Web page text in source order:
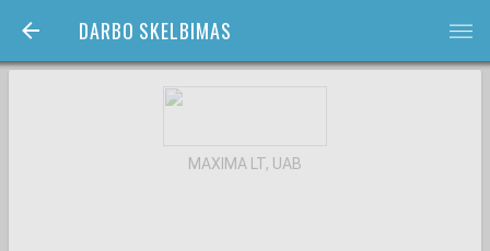
DARBO SKELBIMAS bars
MAXIMA LT, UAB